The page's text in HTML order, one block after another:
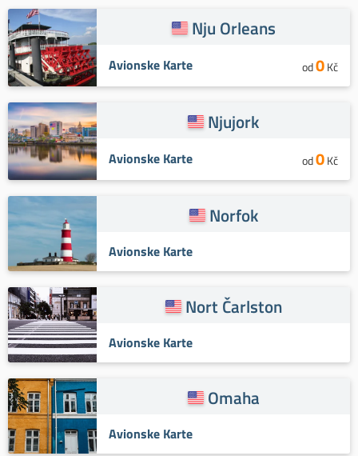
Nju Orleans
Avionske Karte od0Kč
Njujork
Avionske Karte od0Kč
Norfok
Avionske Karte
Nort Čarlston
Avionske Karte
Omaha
Avionske Karte